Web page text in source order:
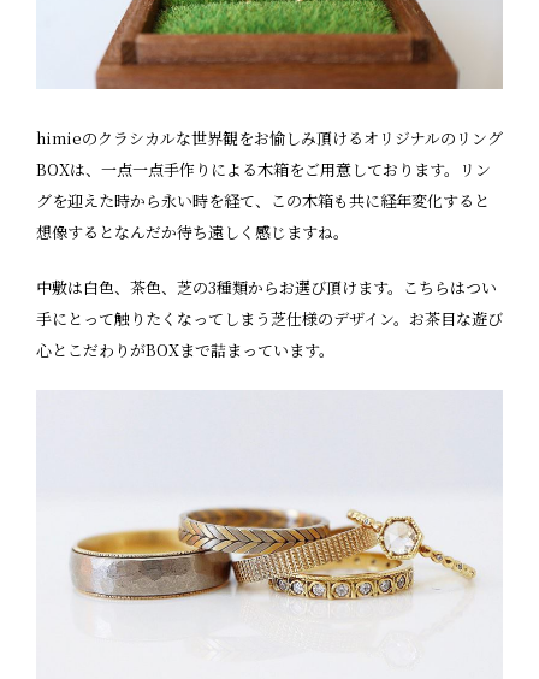
himieのクラシカルな世界観をお愉しみ頂けるオリジナルのリング
BOXは、一点一点手作りによる木箱をご用意しております。リン
グを迎えた時から永い時を経て、この木箱も共に経年変化すると
想像するとなんだか待ち遠しく感じますね。
中敷は白色、茶色、芝の3種類からお選び頂けます。こちらはつい
手にとって触りたくなってしまう芝仕様のデザイン。お茶目な遊び
心とこだわりがBOXまで詰まっています。